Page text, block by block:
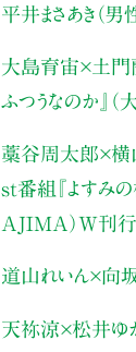
平井まさあき（男
大島育宙×土門
ふつうなのか』
藁谷周太郎×横
st番組『よすみ
AJIMA）W刊
道山れいん×向坂
天祢涼×松井ゆ